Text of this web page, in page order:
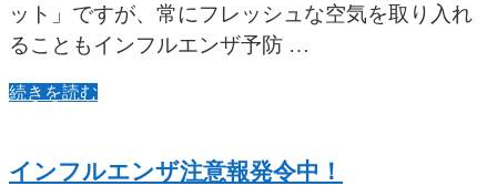
ット」ですが、常にフレッシュな空気を取り入れ
ることもインフルエンザ予防 …
続きを読む
インフルエンザ注意報発令中！